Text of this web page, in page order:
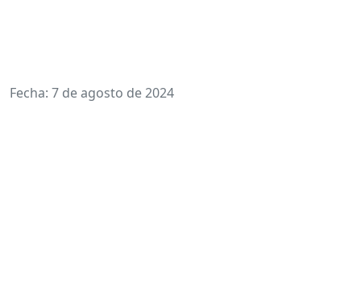
Fecha: 7 de agosto de 2024